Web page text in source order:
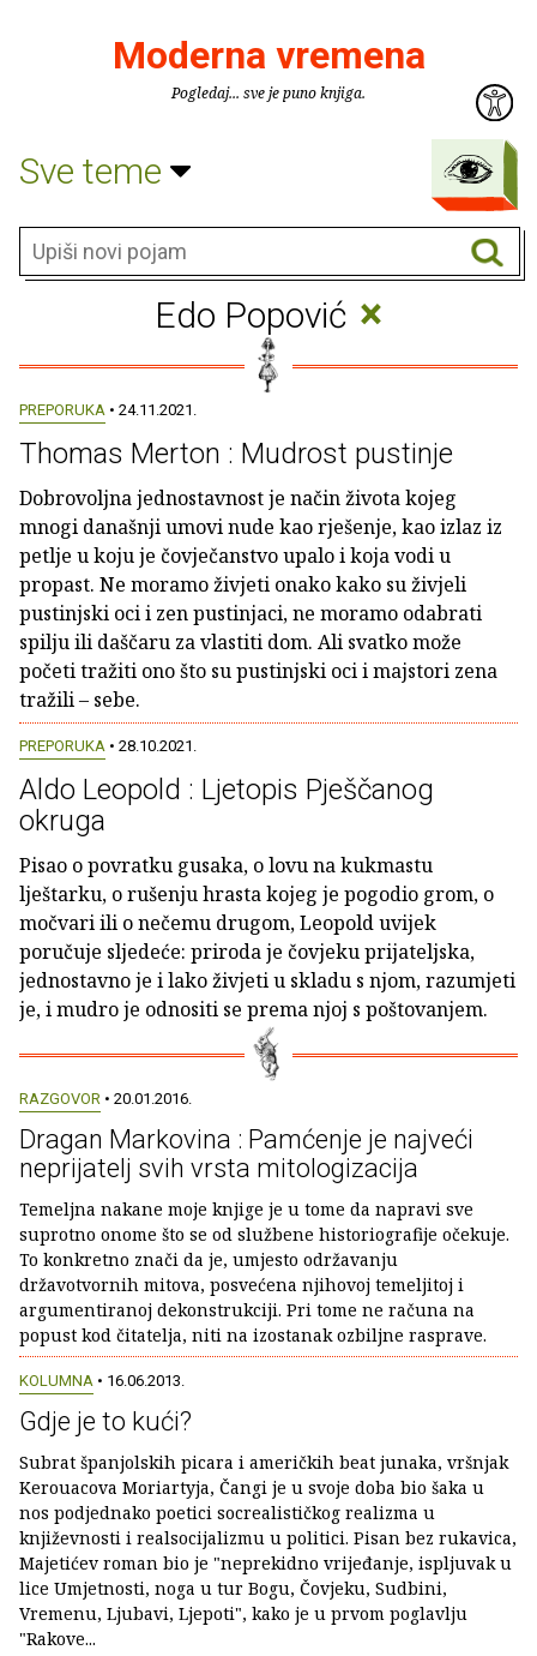
Moderna vremena
Pogledaj... sve je puno knjiga.
Sve teme
Edo Popović ×
PREPORUKA • 24.11.2021.
Thomas Merton : Mudrost pustinje
Dobrovoljna jednostavnost je način života kojeg
mnogi današnji umovi nude kao rješenje, kao izlaz iz
petlje u koju je čovječanstvo upalo i koja vodi u
propast. Ne moramo živjeti onako kako su živjeli
pustinjski oci i zen pustinjaci, ne moramo odabrati
spilju ili daščaru za vlastiti dom. Ali svatko može
početi tražiti ono što su pustinjski oci i majstori zena
tražili – sebe.
PREPORUKA • 28.10.2021.
Aldo Leopold : Ljetopis Pješčanog
okruga
Pisao o povratku gusaka, o lovu na kukmastu
lještarku, o rušenju hrasta kojeg je pogodio grom, o
močvari ili o nečemu drugom, Leopold uvijek
poručuje sljedeće: priroda je čovjeku prijateljska,
jednostavno je i lako živjeti u skladu s njom, razumjeti
je, i mudro je odnositi se prema njoj s poštovanjem.
RAZGOVOR • 20.01.2016.
Dragan Markovina : Pamćenje je najveći
neprijatelj svih vrsta mitologizacija
Temeljna nakane moje knjige je u tome da napravi sve
suprotno onome što se od službene historiografije očekuje.
To konkretno znači da je, umjesto održavanju
državotvornih mitova, posvećena njihovoj temeljitoj i
argumentiranoj dekonstrukciji. Pri tome ne računa na
popust kod čitatelja, niti na izostanak ozbiljne rasprave.
KOLUMNA • 16.06.2013.
Gdje je to kući?
Subrat španjolskih picara i američkih beat junaka, vršnjak
Kerouacova Moriartyja, Čangi je u svoje doba bio šaka u
nos podjednako poetici socrealističkog realizma u
književnosti i realsocijalizmu u politici. Pisan bez rukavica,
Majetićev roman bio je "neprekidno vrijeđanje, ispljuvak u
lice Umjetnosti, noga u tur Bogu, Čovjeku, Sudbini,
Vremenu, Ljubavi, Ljepoti", kako je u prvom poglavlju
"Rakove...